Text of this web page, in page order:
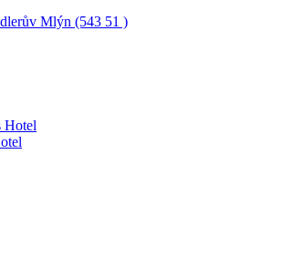
Mlýn (543 51 )